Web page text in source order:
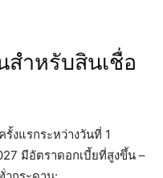
สำหรับสินเชื่อ
งแรกระหว่างวันที่ 1
มีอัตราดอกเบี้ยที่สูงขึ้น –